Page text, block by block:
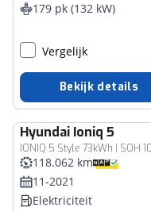
179 pk (132 kW)
Vergelijk
Bekijk details
Hyundai Ioniq 5
118.062 km
11-2021
Elektriciteit